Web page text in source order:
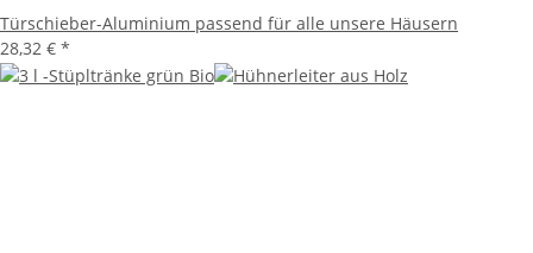
Türschieber-Aluminium passend für alle unsere Häusern
28,32 € *